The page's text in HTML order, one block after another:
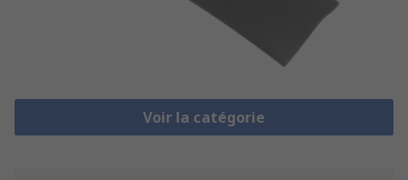
Voir la catégorie